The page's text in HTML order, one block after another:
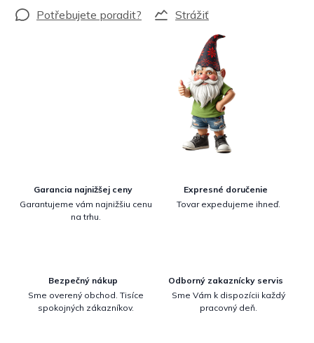
Strážiť
Garancia najnižšej ceny
Garantujeme vám najnižšiu cenu
na trhu.
Expresné doručenie
Tovar expedujeme ihneď.
Bezpečný nákup
Sme overený obchod. Tisíce
spokojných zákazníkov.
Odborný zakaznícky servis
Sme Vám k dispozícii každý
pracovný deň.